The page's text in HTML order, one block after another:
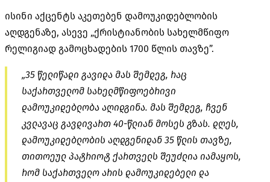
ისინი აქცენტს აკეთებენ დამოუკიდებლობის
აღდგენაზე, ასევე „ქრისტიანობის სახელმწიფო
რელიგიად გამოცხადების 1700 წლის თავზე”.
„35 წელიწადი გავიდა მას შემდეგ, რაც
საქართველომ სახელმწიფოებრივი
დამოუკიდებლობა აღიდგინა. მას შემდეგ, ჩვენ
კვლავაც გავდივართ 40-წლიან მოსეს გზას. დღეს,
დამოუკიდებლობის აღდგენიდან 35 წლის თავზე,
თითოეულ პატრიოტ ქართველს შეუძლია იამაყოს,
რომ საქართველო არის დამოუკიდებელი და